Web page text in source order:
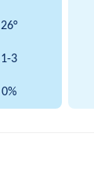
26°
1-3
0%